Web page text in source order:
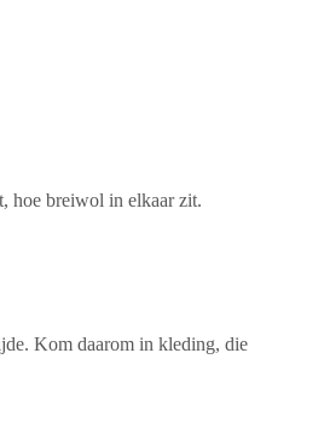
hoe breiwol in elkaar zit.
Kom daarom in kleding, die